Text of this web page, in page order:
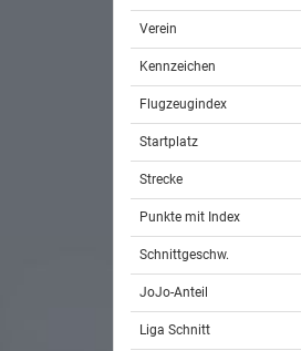
Verein
Kennzeichen
Flugzeugindex
Startplatz
Strecke
Punkte mit Index
Schnittgeschw.
JoJo-Anteil
Liga Schnitt